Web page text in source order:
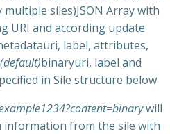
siles)JSON Array with
URI and according update
label, attributes,
(default)binaryuri, label and
in Sile structure below
will
information from the sile with